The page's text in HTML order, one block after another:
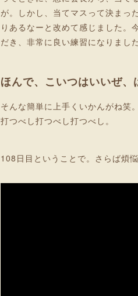
が。しかし、当てマスって決まっ
りあるなーと改めて感じました。
だき、非常に良い練習になりまし
ほんで、こいつはいいぜ
そんな簡単に上手くいかんがね笑
打つべし打つべし打つべし。
108日目ということで。さらば煩